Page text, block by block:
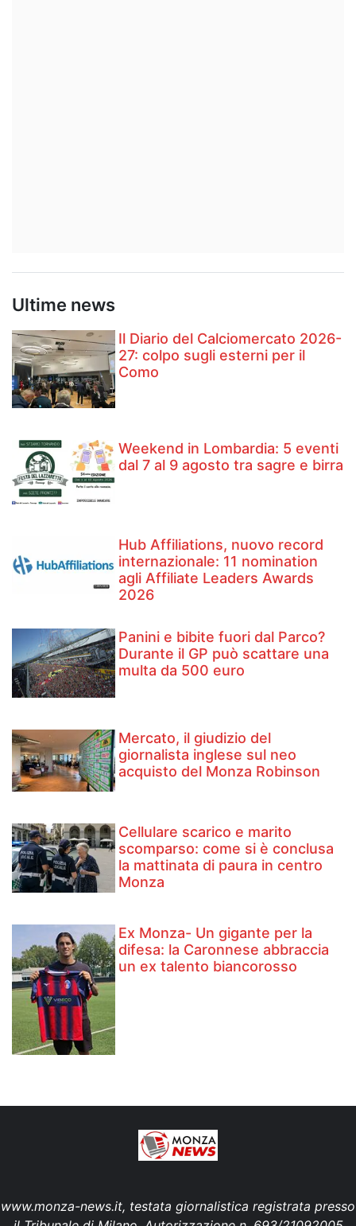
Ultime news
Il Diario del Calciomercato 2026-
27: colpo sugli esterni per il
Como
Weekend in Lombardia: 5 eventi
dal 7 al 9 agosto tra sagre e birra
Hub Affiliations, nuovo record
internazionale: 11 nomination
agli Affiliate Leaders Awards
2026
Panini e bibite fuori dal Parco?
Durante il GP può scattare una
multa da 500 euro
Mercato, il giudizio del
giornalista inglese sul neo
acquisto del Monza Robinson
Cellulare scarico e marito
scomparso: come si è conclusa
la mattinata di paura in centro
Monza
Ex Monza- Un gigante per la
difesa: la Caronnese abbraccia
un ex talento biancorosso
www.monza-news.it, testata giornalistica registrata presso